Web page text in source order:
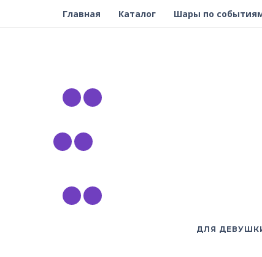
Главная Каталог Шары по
ДЛЯ